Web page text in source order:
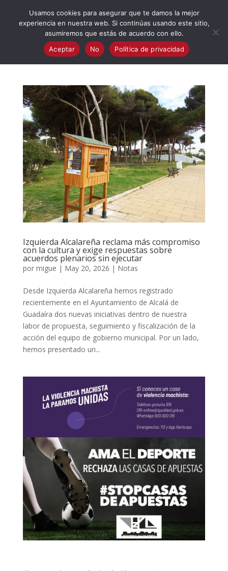
Izquierda Alcalareña reclama más compromiso
con la cultura y exige respuestas sobre
acuerdos plenarios sin ejecutar
por migue | May 20, 2026 | Notas
Desde Izquierda Alcalareña hemos registrado
recientemente en el Ayuntamiento de Alcalá de
Guadaíra dos nuevas iniciativas dentro de nuestra
labor de propuesta, seguimiento y fiscalización de la
acción del equipo de gobierno municipal. Por un lado,
hemos presentado un...
Usamos cookies para asegurar que te damos la mejor
experiencia en nuestra web. Si continúas usando este sitio,
asumiremos que estás de acuerdo con ello.
Aceptar
No Política de privacidad